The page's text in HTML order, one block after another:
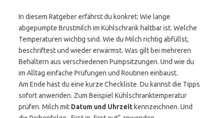
In diesem Ratgeber erfährst du konkret: Wie lange
abgepumpte Brustmilch im Kühlschrank haltbar ist. Welche
Temperaturen wichtig sind. Wie du Milch richtig abfüllst,
beschriftest und wieder erwärmst. Was gilt bei mehreren
Behältern aus verschiedenen Pumpsitzungen. Und wie du
im Alltag einfache Prüfungen und Routinen einbaust.
Am Ende hast du eine kurze Checkliste. Du kannst die Tipps
sofort anwenden. Zum Beispiel Kühlschranktemperatur
prüfen. Milch mit Datum und Uhrzeit kennzeichnen. Und